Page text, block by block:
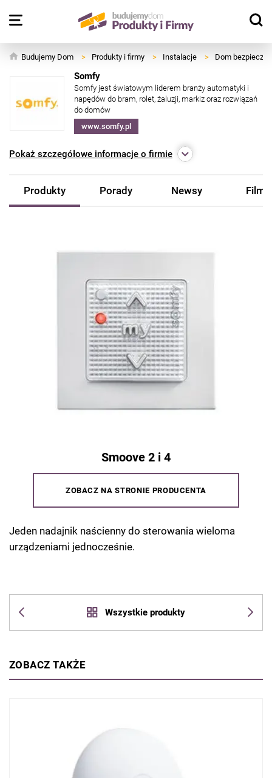
Budujemy Dom > Produkty i firmy > Instalacje > Dom
Somfy
Somfy jest światowym liderem branży automatyki i
napędów do bram, rolet, żaluzji, markiz oraz rozwiązań
do domów
www.somfy.pl
Pokaż szczegółowe informacje o firmie
Produkty Porady Newsy Filmy
Smoove 2 i 4
ZOBACZ NA STRONIE PRODUCENTA
Jeden nadajnik naścienny do sterowania wieloma
urządzeniami jednocześnie.
Wszystkie produkty
ZOBACZ TAKŻE